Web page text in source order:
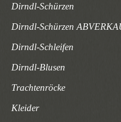
Dirndl-Schürzen
Dirndl-Schürzen
Dirndl-Schleifen
Dirndl-Blusen
Trachtenröcke
Kleider